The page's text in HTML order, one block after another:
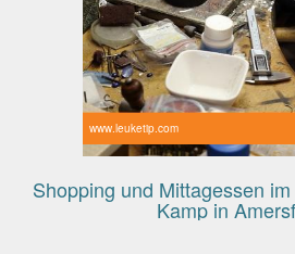
www.leuketip.com
Shopping und Mittagessen
Kamp in